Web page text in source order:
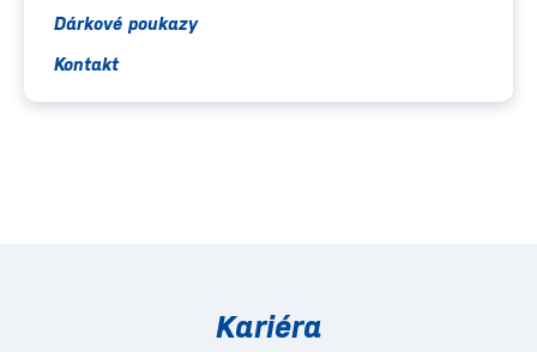
Dárkové poukazy
Kontakt
Kariéra